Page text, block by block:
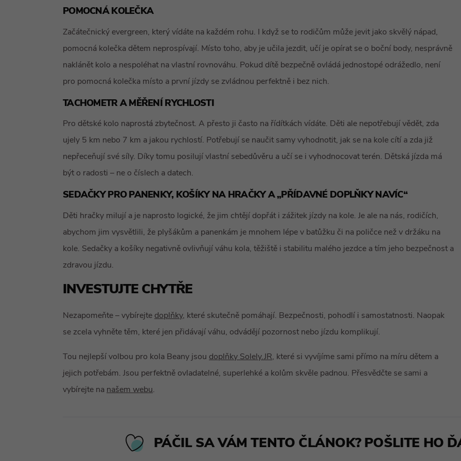
POMOCNÁ KOLEČKA
Začátečnický evergreen, který vídáte na každém rohu. I když se to rodičům může jevit jako skvělý nápad,
pomocná kolečka dětem neprospívají. Místo toho, aby je učila jezdit, učí je opírat se o boční body, nesprávně
naklánět kolo a nespoléhat na vlastní rovnováhu. Pokud dítě bezpečně ovládá jednostopé odrážedlo, není
pro pomocná kolečka místo a první jízdy se zvládnou perfektně i bez nich.
TACHOMETR A MĚŘENÍ RYCHLOSTI
Pro dětské kolo naprostá zbytečnost. A přesto ji často na řídítkách vídáte. Děti ale nepotřebují vědět, zda
ujely 5 km nebo 7 km a jakou rychlostí. Potřebují se naučit samy vyhodnotit, jak se na kole cítí a zda již
nepřeceňují své síly. Díky tomu posilují vlastní sebedůvěru a učí se i vyhodnocovat terén. Dětská jízda má
být o radosti – ne o číslech a datech.
SEDAČKY PRO PANENKY, KOŠÍKY NA HRAČKY A „PŘÍDAVNÉ DOPLŇKY NAVÍC“
Děti hračky milují a je naprosto logické, že jim chtějí dopřát i zážitek jízdy na kole. Je ale na nás, rodičích,
abychom jim vysvětlili, že plyšákům a panenkám je mnohem lépe v batůžku či na poličce než v držáku na
kole. Sedačky a košíky negativně ovlivňují váhu kola, těžiště i stabilitu malého jezdce a tím jeho bezpečnost a
zdravou jízdu.
INVESTUJTE CHYTŘE
Nezapomeňte – vybírejte doplňky, které skutečně pomáhají. Bezpečnosti, pohodlí i samostatnosti. Naopak
se zcela vyhněte těm, které jen přidávají váhu, odvádějí pozornost nebo jízdu komplikují.
Tou nejlepší volbou pro kola Beany jsou doplňky Solely.JR, které si vyvíjíme sami přímo na míru dětem a
jejich potřebám. Jsou perfektně ovladatelné, superlehké a kolům skvěle padnou. Přesvědčte se sami a
vybírejte na našem webu.
PÁČIL SA VÁM TENTO ČLÁNOK? POŠLITE HO